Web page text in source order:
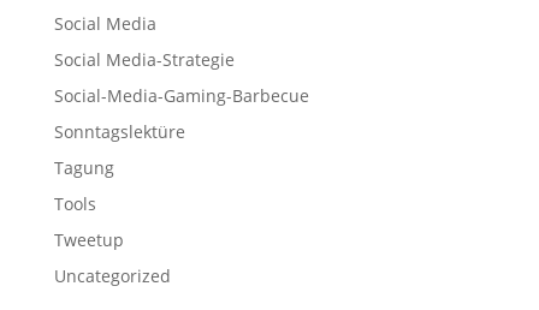
Social Media
Social Media-Strategie
Social-Media-Gaming-Barbecue
Sonntagslektüre
Tagung
Tools
Tweetup
Uncategorized